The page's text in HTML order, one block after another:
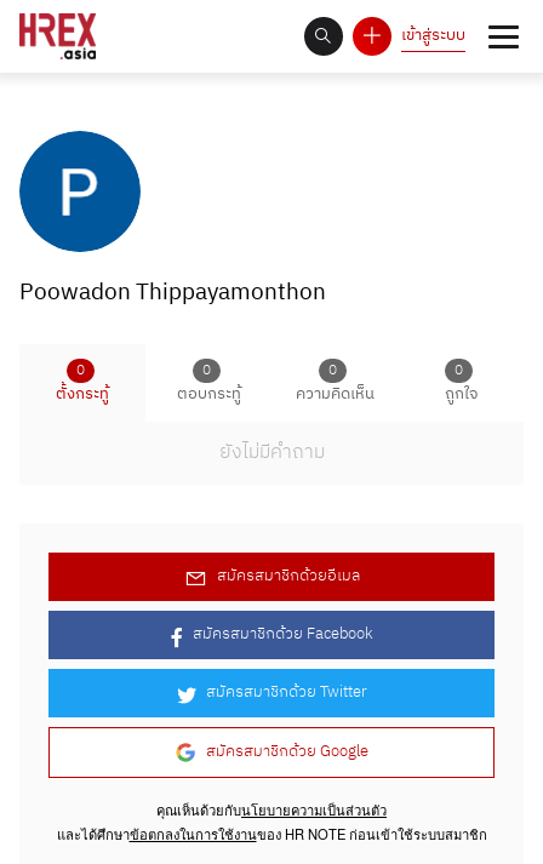
เข้าสู่ระบบ
Poowadon Thippayamonthon
0
ตั้งกระทู้
0
ตอบกระทู้
0
ความคิดเห็น
0
ถูกใจ
ยังไม่มีคำถาม
สมัครสมาชิกด้วยอีเมล
สมัครสมาชิกด้วย Facebook
สมัครสมาชิกด้วย Twitter
สมัครสมาชิกด้วย Google
คุณเห็นด้วยกับนโยบายความเป็นส่วนตัว
และได้ศึกษาข้อตกลงในการใช้งานของ HR NOTE ก่อนเข้าใช้ระบบสมาชิก